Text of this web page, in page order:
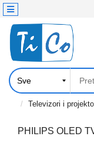
KATEGORIJE
Računari,
Komponente
Laptop
tablet
Kontakt
Televizori i
PHILIPS OLED